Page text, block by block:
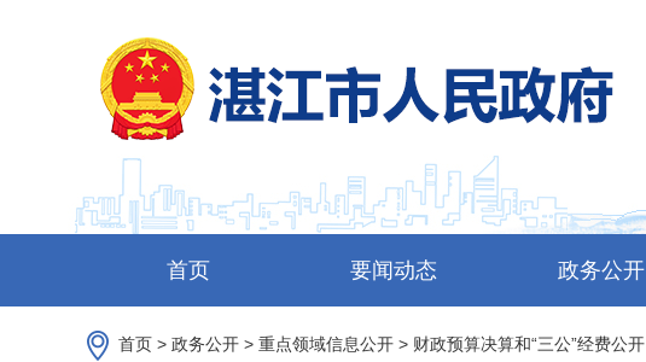
首页 要闻动态 政务公开
首页 > 政务公开 > 重点领域信息公开 > 财政预算决算和“三公”经费公开